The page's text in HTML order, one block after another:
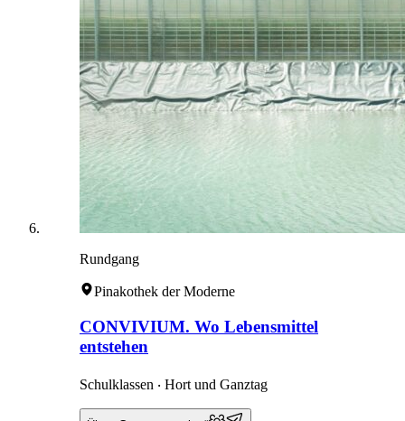
Rundgang
Pinakothek der Moderne
CONVIVIUM. Wo Lebensmittel
entstehen
Schulklassen ‧ Hort und Ganztag